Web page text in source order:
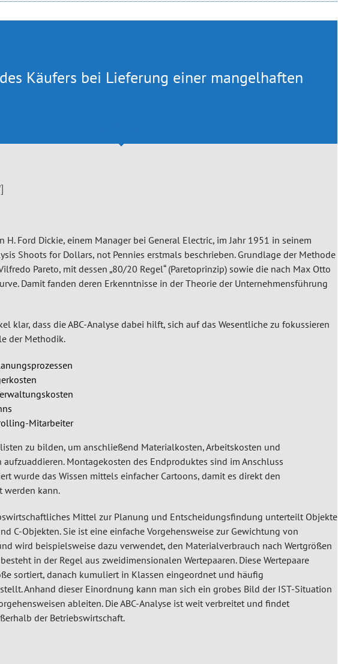
Käufers bei Lieferung einer mangelhaften
H. Ford Dickie, einem Manager bei General Electric, im Jahr 1951 in seinem
Shoots for Dollars, not Pennies erstmals beschrieben. Grundlage der Methode
Pareto, mit dessen „80/20 Regel“ (Paretoprinzip) sowie die nach Max Otto
Damit fanden deren Erkenntnisse in der Theorie der Unternehmensführung
klar, dass die ABC-Analyse dabei hilft, sich auf das Wesentliche zu fokussieren
der Methodik.
Mitarbeiter
zu bilden, um anschließend Materialkosten, Arbeitskosten und
Montagekosten des Endproduktes sind im Anschluss
wurde das Wissen mittels einfacher Cartoons, damit es direkt den
werden kann.
Mittel zur Planung und Entscheidungsfindung unterteilt Objekte
C-Objekten. Sie ist eine einfache Vorgehensweise zur Gewichtung von
wird beispielsweise dazu verwendet, den Materialverbrauch nach Wertgrößen
in der Regel aus zweidimensionalen Wertepaaren. Diese Wertepaare
sortiert, danach kumuliert in Klassen eingeordnet und häufig
Anhand dieser Einordnung kann man sich ein grobes Bild der IST-Situation
ableiten. Die ABC-Analyse ist weit verbreitet und findet
der Betriebswirtschaft.